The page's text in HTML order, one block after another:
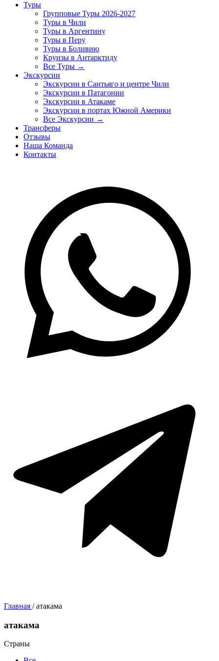
Туры
Групповые Туры 2026-2027
Туры в Чили
Туры в Аргентину
Туры в Перу
Туры в Боливию
Круизы в Антарктиду
Все Туры →
Экскурсии
Экскурсии в Сантьяго и центре Чили
Экскурсии в Патагонии
Экскурсии в Атакаме
Экскурсии в портах Южной Америки
Все Экскурсии →
Трансферы
Отзывы
Наша Команда
Контакты
Главная / атакама
атакама
Страны